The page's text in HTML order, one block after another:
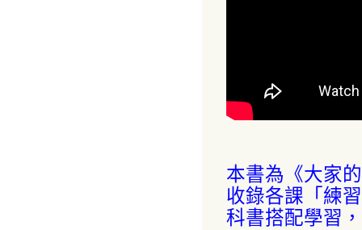
本書為《大家
收錄各課「練
科書搭配學習